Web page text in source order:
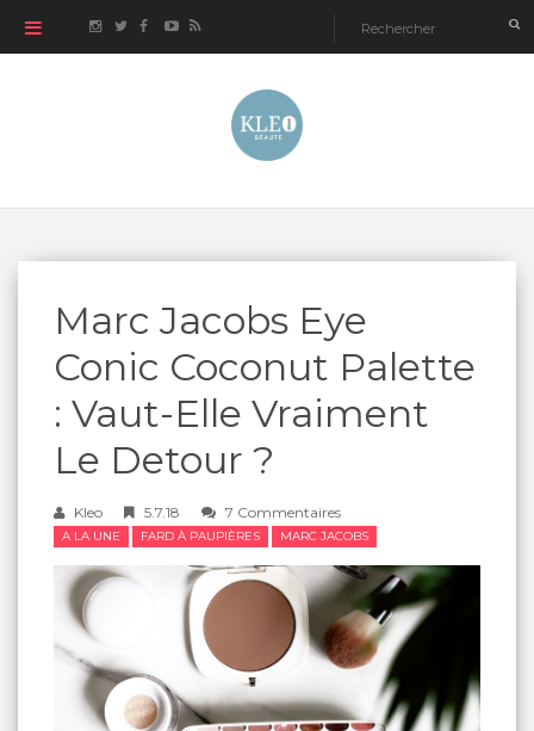
Marc Jacobs Eye
Conic Coconut Palette
: Vaut-Elle Vraiment
Le Detour ?
Kleo 5.7.18 7 Commentaires
A LA UNE FARD À PAUPIÈRES MARC JACOBS